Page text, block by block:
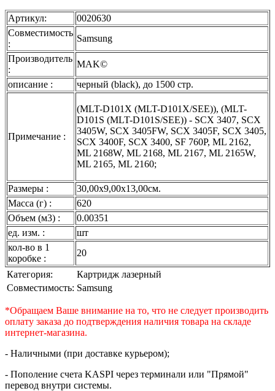
Артикул:
0020630
Совместимость
:
Samsung
Производитель
:
MAK©
описание :
черный (black), до 1500 стр.
Примечание :
(MLT-D101X (MLT-D101X/SEE)), (MLT-
D101S (MLT-D101S/SEE)) - SCX 3407, SCX
3405W, SCX 3405FW, SCX 3405F, SCX 3405,
SCX 3400F, SCX 3400, SF 760P, ML 2162,
ML 2168W, ML 2168, ML 2167, ML 2165W,
ML 2165, ML 2160;
Размеры :
30,00x9,00x13,00см.
Масса (г) :
620
Объем (м3) :
0.00351
ед. изм. :
шт
кол-во в 1
коробке :
20
Категория:
Картридж лазерный
Совместимость: Samsung
*Обращаем Ваше внимание на то, что не следует производить
оплату заказа до подтверждения наличия товара на складе
интернет-магазина.
- Наличными (при доставке курьером);
- Пополение счета KASPI через терминали или "Прямой"
перевод внутри системы.